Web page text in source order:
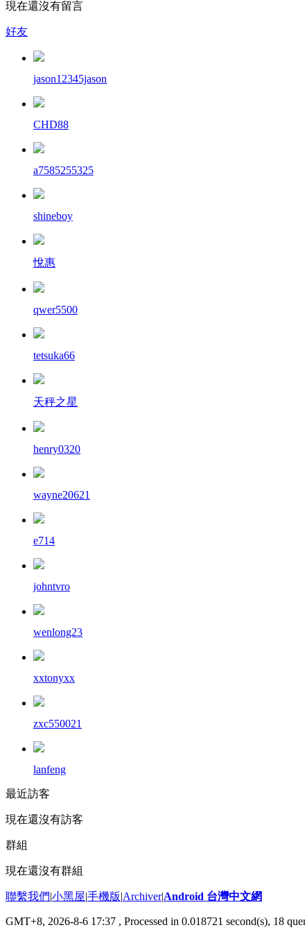
現在還沒有留言
好友
jason12345jason
CHD88
a7585255325
shineboy
悅惠
qwer5500
tetsuka66
天秤之星
henry0320
wayne20621
e714
johntvro
wenlong23
xxtonyxx
zxc550021
lanfeng
最近訪客
現在還沒有訪客
群組
現在還沒有群組
聯繫我們|小黑屋|手機版|Archiver|Android 台灣中文網
GMT+8, 2026-8-6 17:37 , Processed in 0.018721 second(s), 18